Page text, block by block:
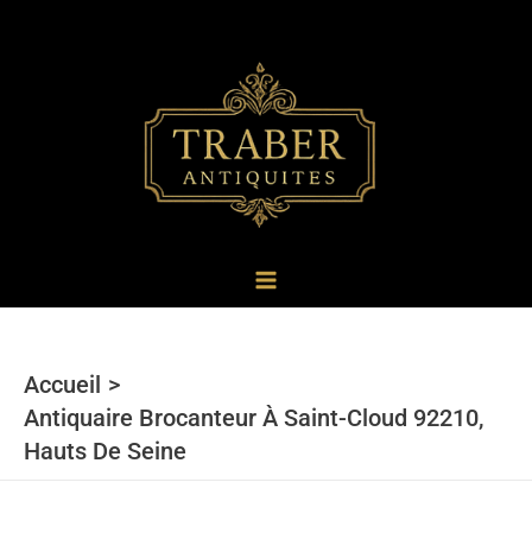
Accueil
Antiquaire Brocanteur À Saint-Cloud 92210,
Hauts De Seine